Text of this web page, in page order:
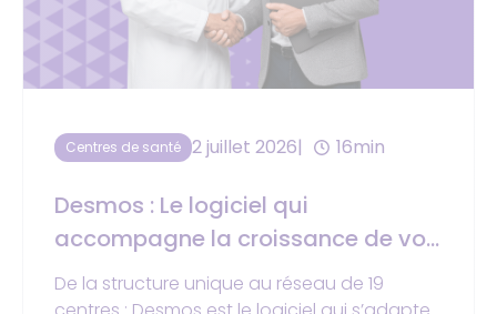
Centres de santé 2 juillet 2026 16min
Desmos : Le logiciel qui
accompagne la croissance de vos
centres de santé
De la structure unique au réseau de 19